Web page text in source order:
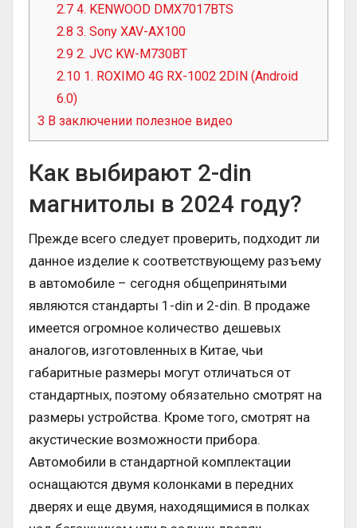
2.7 4. KENWOOD DMX7017BTS
2.8 3. Sony XAV-AX100
2.9 2. JVC KW-M730BT
2.10 1. ROXIMO 4G RX-1002 2DIN (Android
6.0)
3 В заключении полезное видео
Как выбирают 2-din
магнитолы в 2024 году?
Прежде всего следует проверить, подходит ли
данное изделие к соответствующему разъему
в автомобиле – сегодня общепринятыми
являются стандарты 1-din и 2-din. В продаже
имеется огромное количество дешевых
аналогов, изготовленных в Китае, чьи
габаритные размеры могут отличаться от
стандартных, поэтому обязательно смотрят на
размеры устройства. Кроме того, смотрят на
акустические возможности прибора.
Автомобили в стандартной комплектации
оснащаются двумя колонками в передних
дверях и еще двумя, находящимися в полках